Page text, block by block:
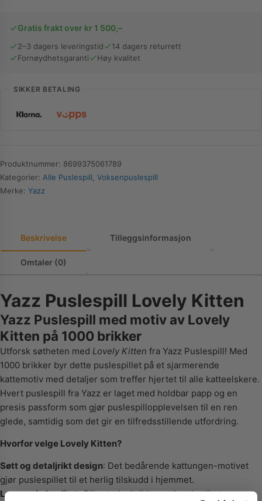
Kitten
1000
antall
Gratis frakt over kr 1 500,–
2–3 dagers leveringstid
14 dagers returrett
Fornøydhetsgaranti
Høy kvalitet
SIKKER BETALING
Produktnummer: 8699375061789
Kategorier: Alle Puslespill Voksenpuslespill
Merke: Yazz
Beskrivelse Tilleggsinformasjon
Omtaler (0)
Yazz Puslespill Lovely Kitten
Yazz Puslespill med motiv av Lovely
Kitten på 1000 brikker
Utforsk søtheten med Lovely Kitten fra Yazz Puslespill! Med
1000 brikker byr dette puslespillet på et sjarmerende
kattemotiv med detaljer som treffer hjertet til alle katteelskere.
Hvert puslespill fra Yazz er laget med holdbar papp og en
presis passform som gjør puslespillopplevelsen til en ren
glede, samtidig som det gir en tilfredsstillende utfordring.
Hvorfor velge Lovely Kitten?
Søtt og detaljrikt design: Det bedårende kattungen-motivet
gjør puslespillet til et herlig tilskudd i hjemmet.
Langvarig kvalitet: Slitesterke brikker av høy kvalitet som